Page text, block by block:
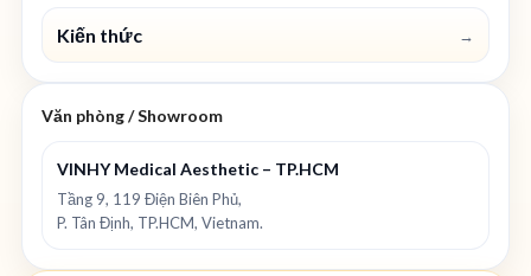
Kiến thức →
Văn phòng / Showroom
VINHY Medical Aesthetic – TP.HCM
Tầng 9, 119 Điện Biên Phủ,
P. Tân Định, TP.HCM, Vietnam.